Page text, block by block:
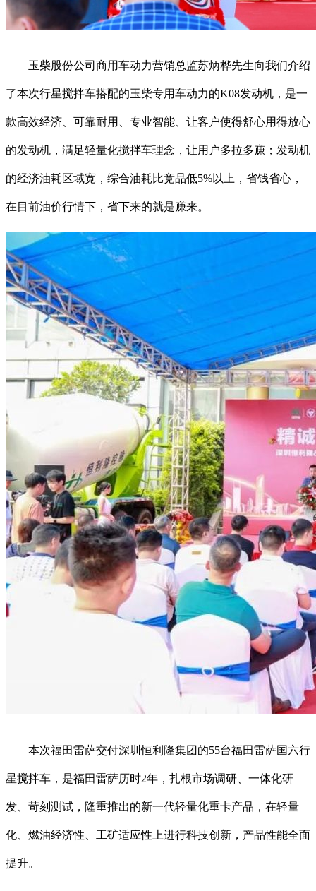
玉柴股份公司商用车动力营销总监苏炳桦先生向我们介绍
了本次行星搅拌车搭配的玉柴专用车动力的K08发动机，是一
款高效经济、可靠耐用、专业智能、让客户使得舒心用得放心
的发动机，满足轻量化搅拌车理念，让用户多拉多赚；发动机
的经济油耗区域宽，综合油耗比竞品低5%以上，省钱省心，
在目前油价行情下，省下来的就是赚来。
本次福田雷萨交付深圳恒利隆集团的55台福田雷萨国六行
星搅拌车，是福田雷萨历时2年，扎根市场调研、一体化研
发、苛刻测试，隆重推出的新一代轻量化重卡产品，在轻量
化、燃油经济性、工矿适应性上进行科技创新，产品性能全面
提升。